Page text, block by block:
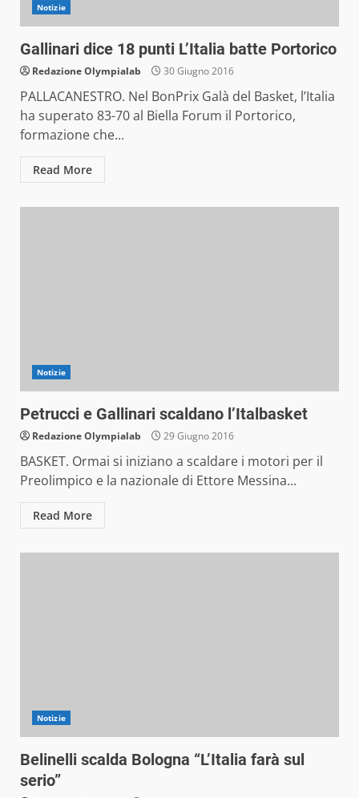
Notizie
Gallinari dice 18 punti L’Italia batte Portorico
Redazione Olympialab 30 Giugno 2016
PALLACANESTRO. Nel BonPrix Galà del Basket, l’Italia
ha superato 83-70 al Biella Forum il Portorico,
formazione che...
Read More
Notizie
Petrucci e Gallinari scaldano l’Italbasket
Redazione Olympialab 29 Giugno 2016
BASKET. Ormai si iniziano a scaldare i motori per il
Preolimpico e la nazionale di Ettore Messina...
Read More
Notizie
Belinelli scalda Bologna “L’Italia farà sul
serio”